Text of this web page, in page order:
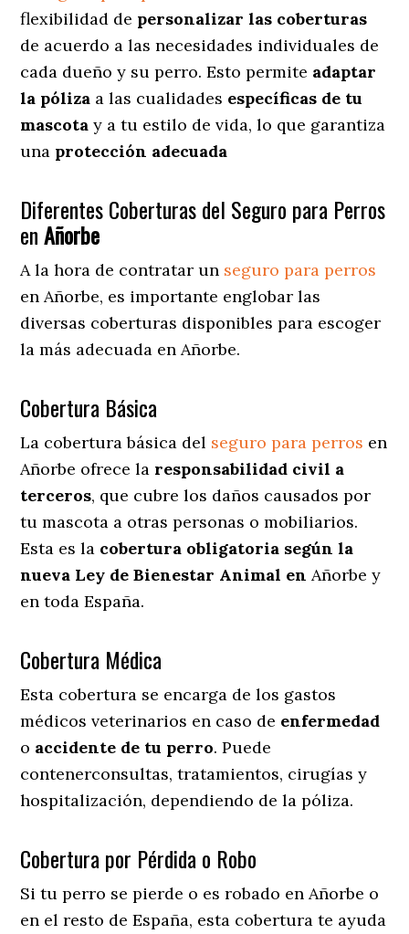
flexibilidad de personalizar las coberturas
de acuerdo a las necesidades individuales de
cada dueño y su perro. Esto permite adaptar
la póliza a las cualidades específicas de tu
mascota y a tu estilo de vida, lo que garantiza
una protección adecuada
Diferentes Coberturas del Seguro para Perros
en Añorbe
A la hora de contratar un seguro para perros
en Añorbe, es importante englobar las
diversas coberturas disponibles para escoger
la más adecuada en Añorbe.
Cobertura Básica
La cobertura básica del seguro para perros en
Añorbe ofrece la responsabilidad civil a
terceros, que cubre los daños causados por
tu mascota a otras personas o mobiliarios.
Esta es la cobertura obligatoria según la
nueva Ley de Bienestar Animal en Añorbe y
en toda España.
Cobertura Médica
Esta cobertura se encarga de los gastos
médicos veterinarios en caso de enfermedad
o accidente de tu perro. Puede
contenerconsultas, tratamientos, cirugías y
hospitalización, dependiendo de la póliza.
Cobertura por Pérdida o Robo
Si tu perro se pierde o es robado en Añorbe o
en el resto de España, esta cobertura te ayuda